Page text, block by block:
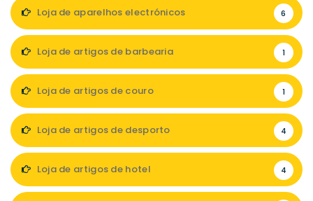
Loja de aparelhos electrónicos 6
Loja de artigos de barbearia 1
Loja de artigos de couro 1
Loja de artigos de desporto 4
Loja de artigos de hotel 4